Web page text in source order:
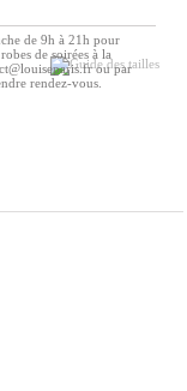
de 9h à 21h pour
de soirées à la
ou par
rendez-vous.